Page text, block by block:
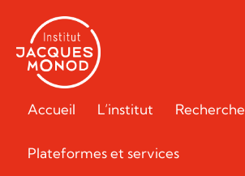
Accueil L’institut Recherche
Plateformes et services